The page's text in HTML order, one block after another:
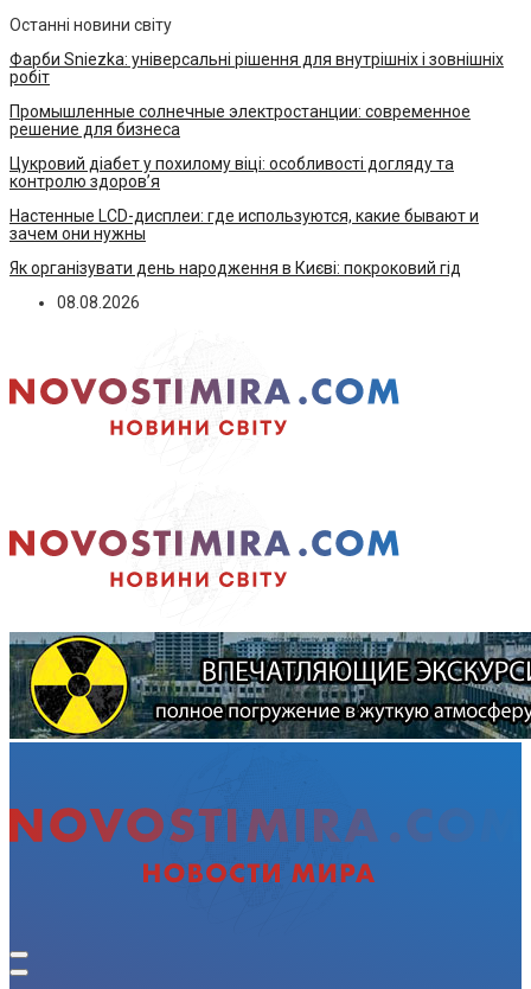
Останні новини світу
Фарби Sniezka: універсальні рішення для внутрішніх і зовнішніх
робіт
Промышленные солнечные электростанции: современное
решение для бизнеса
Цукровий діабет у похилому віці: особливості догляду та
контролю здоров’я
Настенные LCD-дисплеи: где используются, какие бывают и
зачем они нужны
Як організувати день народження в Києві: покроковий гід
08.08.2026